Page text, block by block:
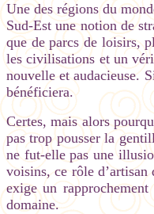
Une des régions du
Sud-Est une notion de
que de parcs de loisirs,
les civilisations et un
nouvelle et audacieuse.
bénéficiera.
Certes, mais alors
pas trop pousser la
ne fut-elle pas une
voisins, ce rôle
exige un
domaine.